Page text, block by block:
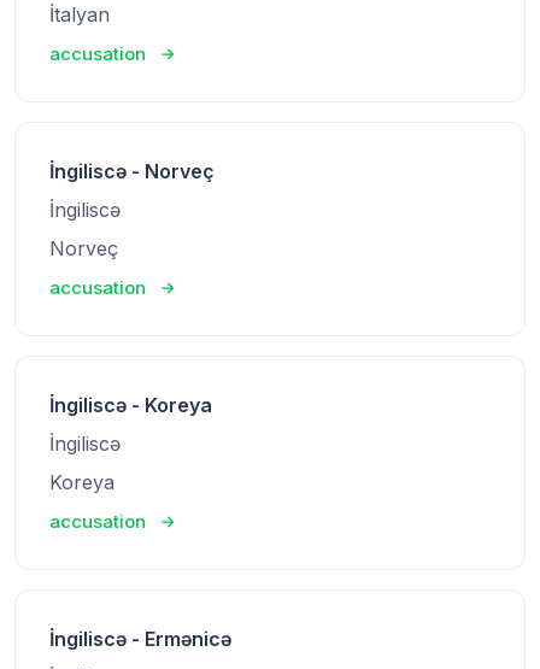
İtalyan
accusation
İngiliscə - Norveç
İngiliscə
Norveç
accusation
İngiliscə - Koreya
İngiliscə
Koreya
accusation
İngiliscə - Ermənicə